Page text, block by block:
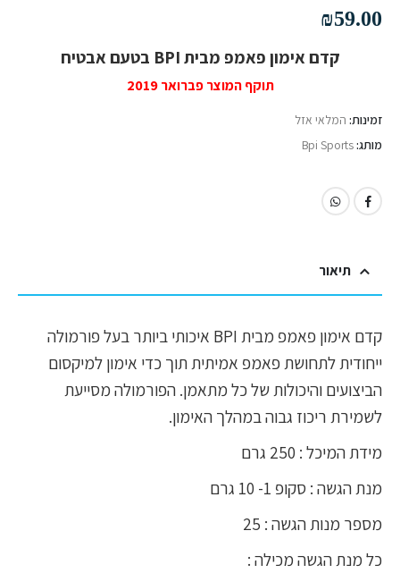
₪59.00
קדם אימון פאמפ מבית BPI בטעם אבטיח
תוקף המוצר פברואר 2019
זמינות: המלאי אזל
מותג:Bpi Sports
תיאור
קדם אימון פאמפ מבית BPI איכותי ביותר בעל פורמולה
ייחודית לתחושת פאמפ אמיתית תוך כדי אימון למיקסום
הביצועים והיכולות של כל מתאמן. הפורמולה מסייעת
לשמירת ריכוז גבוה במהלך האימון.
מידת המיכל : 250 גרם
מנת הגשה : סקופ 1- 10 גרם
מספר מנות הגשה : 25
כל מנת הגשה מכילה :